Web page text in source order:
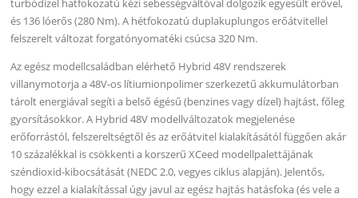
turbódízel hatfokozatú kézi sebességváltóval dolgozik egyesült erővel,
és 136 lóerős (280 Nm). A hétfokozatú duplakuplungos erőátvitellel
felszerelt változat forgatónyomatéki csúcsa 320 Nm.
Az egész modellcsaládban elérhető Hybrid 48V rendszerek
villanymotorja a 48V-os lítiumionpolimer szerkezetű akkumulátorban
tárolt energiával segíti a belső égésű (benzines vagy dízel) hajtást, főleg
gyorsításokkor. A Hybrid 48V modellváltozatok megjelenése
erőforrástól, felszereltségtől és az erőátvitel kialakításától függően akár
10 százalékkal is csökkenti a korszerű XCeed modellpalettájának
széndioxid-kibocsátását (NEDC 2.0, vegyes ciklus alapján). Jelentős,
hogy ezzel a kialakítással úgy javul az egész hajtás hatásfoka (és vele a